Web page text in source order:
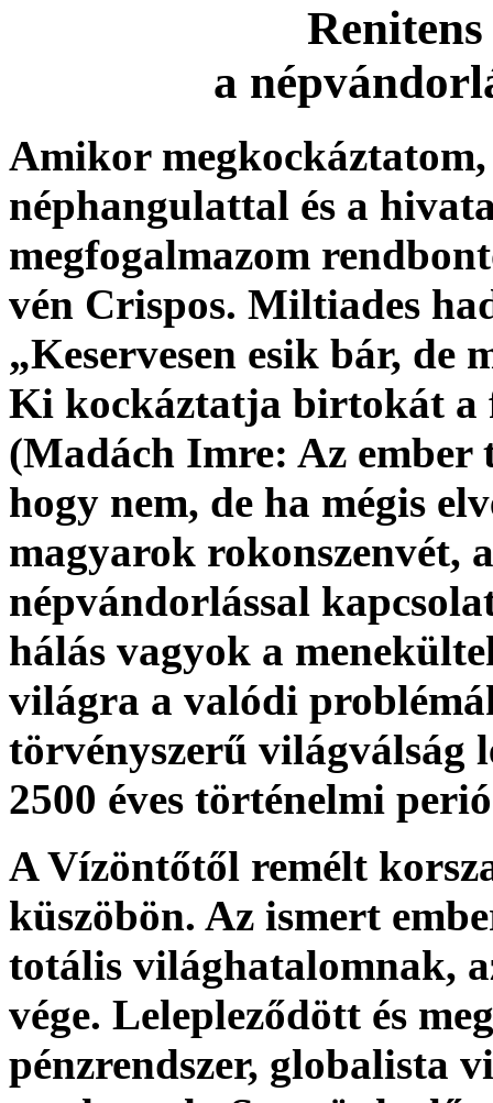
a
Amikor
néphangulattal és a
megfogalmazom
vén Crispos. Miltiades
„Keservesen esik bár, de
Ki kockáztatja birtokát a
(Madách Imre: Az ember
hogy nem, de ha mégis
magyarok rokonszenvét,
népvándorlással
hálás vagyok a
világra a valódi
törvényszerű világválság
2500 éves történelmi
A Vízöntőtől remélt
küszöbön. Az ismert
totális világhatalomnak,
vége. Lelepleződött és
pénzrendszer, globalista